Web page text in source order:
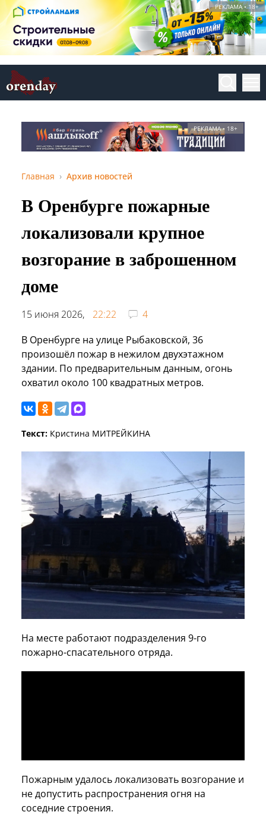
РЕКЛАМА • 18+
РЕКЛАМА • 18+
Главная Архив новостей
В Оренбурге пожарные
локализовали крупное
возгорание в заброшенном
доме
15 июня 2026, 22:22
4
В Оренбурге на улице Рыбаковской, 36
произошёл пожар в нежилом двухэтажном
здании. По предварительным данным, огонь
охватил около 100 квадратных метров.
Текст: Кристина МИТРЕЙКИНА
На месте работают подразделения 9-го
пожарно-спасательного отряда.
Пожарным удалось локализовать возгорание и
не допустить распространения огня на
соседние строения.